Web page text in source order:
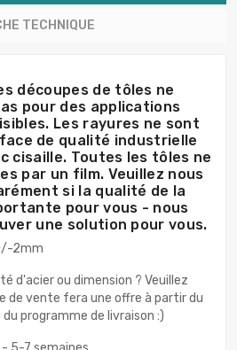
TECHNIQUE
découpes de tôles ne
pour des applications
Les rayures ne sont
de qualité industrielle
cisaille. Toutes les tôles ne
par un film. Veuillez nous
si la qualité de la
pour vous - nous
une solution pour vous.
2mm
d'acier ou dimension ? Veuillez
de vente fera une offre à partir du
programme de livraison :)